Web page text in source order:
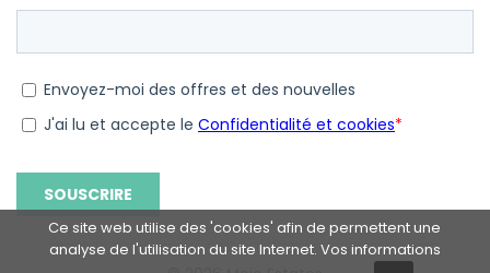
Ce site web utilise des 'cookies' afin de permettent une
analyse de l'utilisation du site Internet. Vos informations